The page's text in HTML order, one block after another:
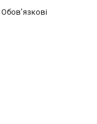
Обов’язкові